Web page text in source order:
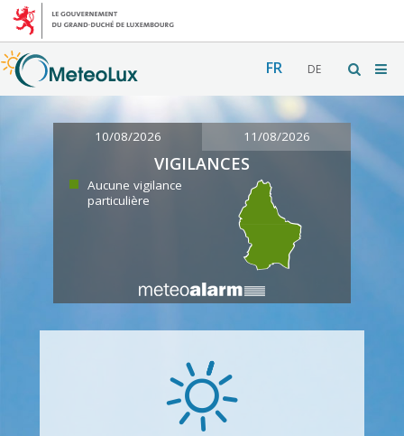
FR DE
10/08/2026 11/08/2026
VIGILANCES
Aucune vigilance
particulière